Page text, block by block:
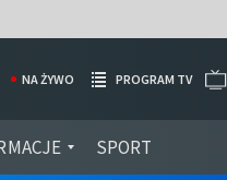
SPORT
NA ŻYWO PROGRAM TV